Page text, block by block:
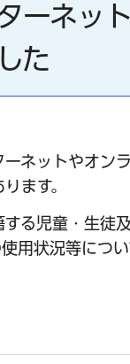
ーネッ
た
ネットやオン
ます。
る児童・生徒
用状況等につ